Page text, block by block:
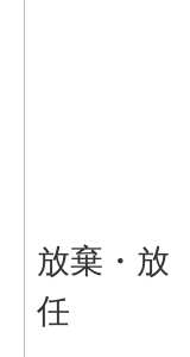
放棄・放
任